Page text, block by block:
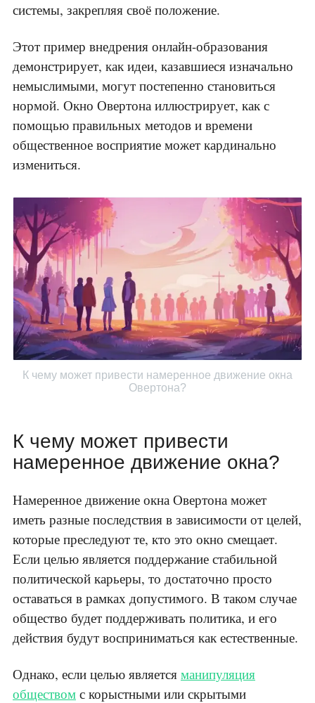
системы, закрепляя своё положение.
Этот пример внедрения онлайн-образования
демонстрирует, как идеи, казавшиеся изначально
немыслимыми, могут постепенно становиться
нормой. Окно Овертона иллюстрирует, как с
помощью правильных методов и времени
общественное восприятие может кардинально
измениться.
К чему может привести намеренное движение окна
Овертона?
К чему может привести
намеренное движение окна?
Намеренное движение окна Овертона может
иметь разные последствия в зависимости от целей,
которые преследуют те, кто это окно смещает.
Если целью является поддержание стабильной
политической карьеры, то достаточно просто
оставаться в рамках допустимого. В таком случае
общество будет поддерживать политика, и его
действия будут восприниматься как естественные.
Однако, если целью является манипуляция
обществом с корыстными или скрытыми